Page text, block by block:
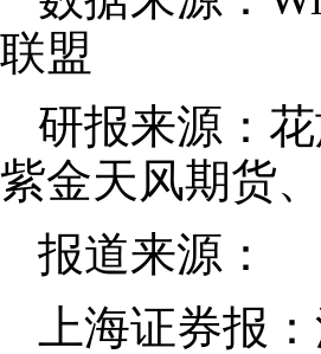
联盟
研报来源：
紫金天风期货
报道来源：
上海证券报